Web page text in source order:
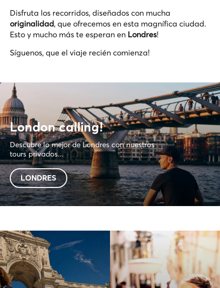
Disfruta los recorridos, diseñados con mucha
originalidad, que ofrecemos en esta magnífica ciudad.
Esto y mucho más te esperan en Londres!
Síguenos, que el viaje recién comienza!
London calling!
Descubre lo mejor de Londres con nuestros
tours privados...
LONDRES